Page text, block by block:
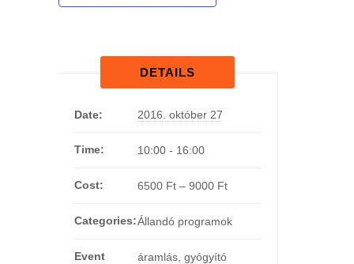
DETAILS
Date: 2016. október 27
Time: 10:00 - 16:00
Cost: 6500 Ft – 9000 Ft
Categories:Állandó programok
Event
áramlás, gyógyító